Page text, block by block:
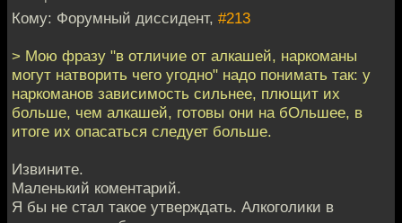
Кому: Форумный диссидент, #213
> Мою фразу "в отличие от алкашей, наркоманы
могут натворить чего угодно" надо понимать так: у
наркоманов зависимость сильнее, плющит их
больше, чем алкашей, готовы они на бОльшее, в
итоге их опасаться следует больше.
Извините.
Маленький коментарий.
Я бы не стал такое утверждать. Алкоголики в